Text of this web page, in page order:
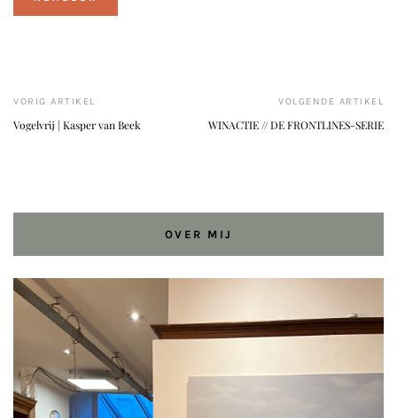
VORIG ARTIKEL
Vogelvrij | Kasper van Beek
VOLGENDE ARTIKEL
WINACTIE // DE FRONTLINES-SERIE
OVER MIJ